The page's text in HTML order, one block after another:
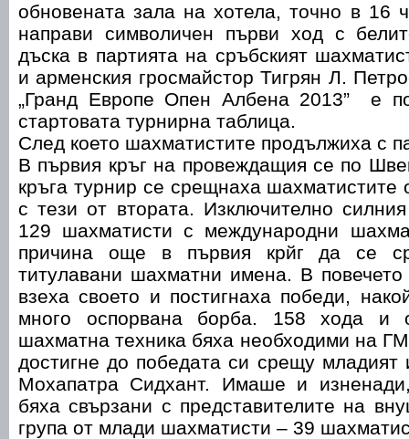
обновената зала на хотела, точно в 16
направи символичен първи ход с
дъска в партията на сръбският
и арменския гросмайстор Тигрян Л.
„Гранд Европе Опен Албена 2013” е
стартовата турнирна таблица.
След което шахматистите продължиха с
В първия кръг на провеждащия се по
кръга турнир се срещнаха шахматистите
с тези от втората. Изключително
129 шахматисти с международни
причина още в първия крйг да се
титулавани шахматни имена. В повечето
взеха своето и постигнаха победи,
много оспорвана борба. 158 хода и
шахматна техника бяха необходими на
достигне до победата си срещу младият
Мохапатра Сидхант. Имаше и
бяха свързани с представителите на
група от млади шахматисти – 39